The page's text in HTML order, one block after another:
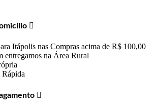

Itápolis nas Compras acima de R$ 100,00
entregamos na Área Rural
Rápida